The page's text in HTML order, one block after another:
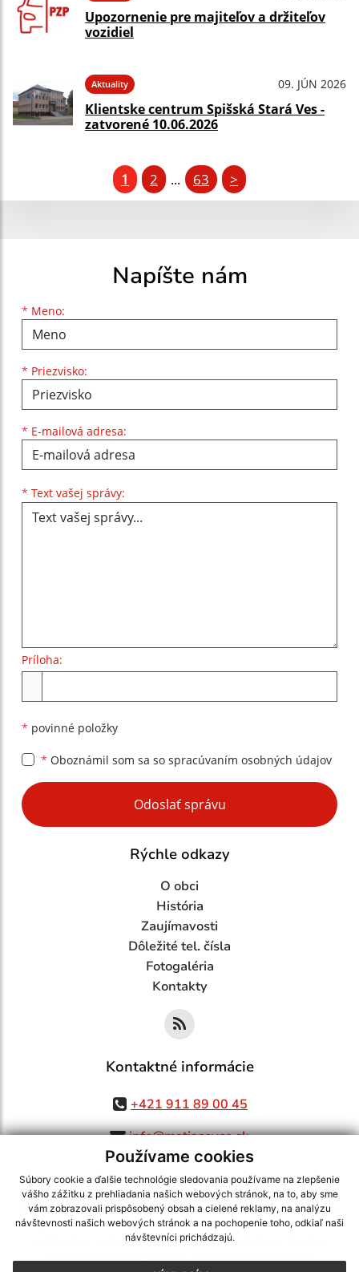
Používame cookies
Súbory cookie a ďalšie technológie sledovania používame na zlepšenie
vášho zážitku z prehliadania našich webových stránok, na to, aby sme
vám zobrazovali prispôsobený obsah a cielené reklamy, na analýzu
návštevnosti našich webových stránok a na pochopenie toho, odkiaľ naši
návštevníci prichádzajú.
Upozornenie pre majiteľov a držiteľov
vozidiel
Aktuality 09. JÚN 2026
Klientske centrum Spišská Stará Ves -
zatvorené 10.06.2026
1 2 ... 63 >
Napíšte nám
* Meno:
Meno
* Priezvisko:
Priezvisko
* E-mailová adresa:
E-mailová adresa
* Text vašej správy:
Príloha:
* povinné položky
* Oboznámil som sa so spracúvaním osobných údajov
Google reCaptcha Response
Odoslať správu
Rýchle odkazy
O obci
História
Zaujímavosti
Dôležité tel. čísla
Fotogaléria
Kontakty
Kontaktné informácie
+421 911 89 00 45
info@matiasovce.sk
využite možnosť získavania aktuálnych informácií s využitím RSS
CMS systém (redakčný) systém ECHELON 2,Mapa stránok,web portál
webex.digital, s.r.o.,domény,registrácia domény